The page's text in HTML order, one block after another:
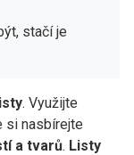
stačí je
. Využijte
si nasbírejte
a tvarů. Listy